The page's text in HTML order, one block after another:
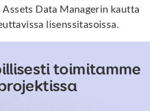
Assets Data Managerin kautta
lisenssitasoissa.
toimitamme